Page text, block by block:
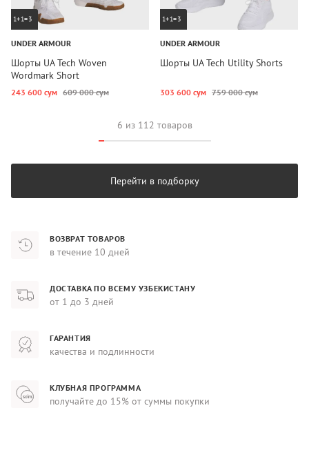
1+1=3
UNDER ARMOUR
Шорты UA Tech Woven
Wordmark Short
243 600 сум 609 000 сум
1+1=3
UNDER ARMOUR
Шорты UA Tech Utility Shorts
303 600 сум 759 000 сум
6 из 112 товаров
Перейти в подборку
ВОЗВРАТ ТОВАРОВ
в течение 10 дней
ДОСТАВКА ПО ВСЕМУ УЗБЕКИСТАНУ
от 1 до 3 дней
ГАРАНТИЯ
качества и подлинности
КЛУБНАЯ ПРОГРАММА
получайте до 15% от суммы покупки